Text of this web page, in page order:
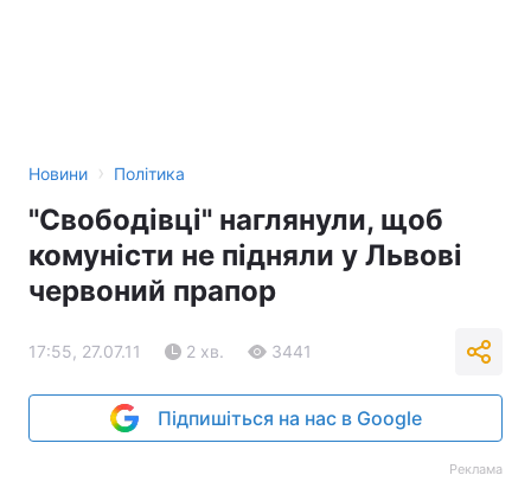
Новини › Політика
"Свободівці" наглянули, щоб
комуністи не підняли у Львові
червоний прапор
17:55, 27.07.11 2 хв. 3441
Підпишіться на нас в Google
Реклама